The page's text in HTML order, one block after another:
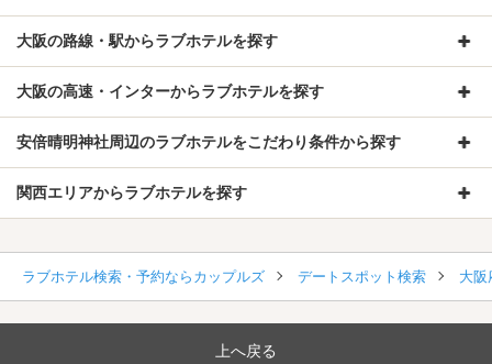
大阪の路線・駅からラブホテルを探す
大阪の高速・インターからラブホテルを探す
安倍晴明神社周辺のラブホテルをこだわり条件から探す
関西エリアからラブホテルを探す
ラブホテル検索・予約ならカップルズ デートスポット検索 大阪
上へ戻る